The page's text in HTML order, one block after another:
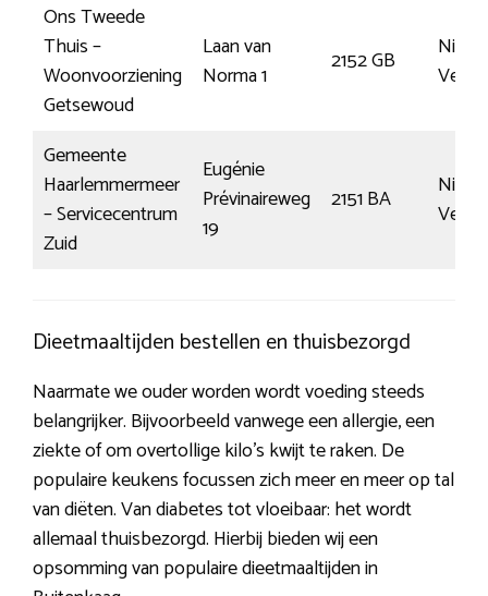
Ons Tweede
Thuis –
Woonvoorziening
Getsewoud
Laan van
Norma 1
2152 GB
Gemeente
Haarlemmermeer
– Servicecentrum
Zuid
Eugénie
Prévinaireweg
19
2151 BA
Dieetmaaltijden bestellen en thuisbezorgd
Naarmate we ouder worden wordt voeding steeds
belangrijker. Bijvoorbeeld vanwege een allergie, een
ziekte of om overtollige kilo’s kwijt te raken. De
populaire keukens focussen zich meer en meer op tal
van diëten. Van diabetes tot vloeibaar: het wordt
allemaal thuisbezorgd. Hierbij bieden wij een
opsomming van populaire dieetmaaltijden in